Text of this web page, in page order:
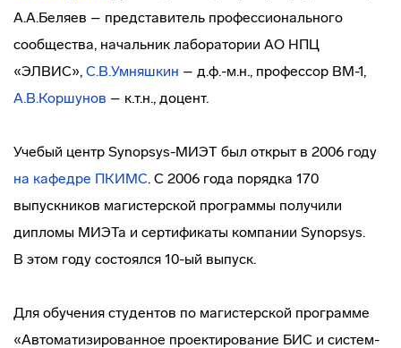
А.А.Беляев – представитель профессионального
сообщества, начальник лаборатории АО НПЦ
«ЭЛВИС», С.В.Умняшкин – д.ф.-м.н., профессор ВМ-1,
А.В.Коршунов – к.т.н., доцент.
Учебый центр Synopsys-МИЭТ был открыт в 2006 году
на кафедре ПКИМС. С 2006 года порядка 170
выпускников магистерской программы получили
дипломы МИЭТа и сертификаты компании Synopsys.
В этом году состоялся 10-ый выпуск.
Для обучения студентов по магистерской программе
«Автоматизированное проектирование БИС и систем-